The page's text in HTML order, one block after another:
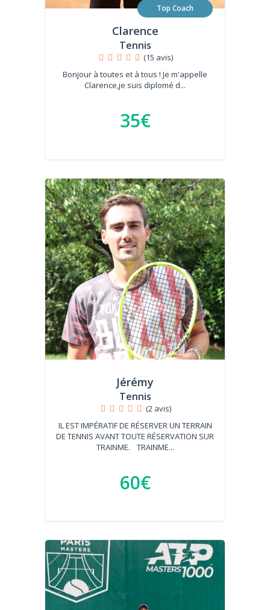
Top Coach
Clarence
Tennis
(15 avis)
Bonjour à toutes et à tous ! Je m'appelle
Clarence,je suis diplomé d...
35€
Jérémy
Tennis
(2 avis)
IL EST IMPÉRATIF DE RÉSERVER UN TERRAIN
DE TENNIS AVANT TOUTE RÉSERVATION SUR
TRAINME. TRAINME...
60€